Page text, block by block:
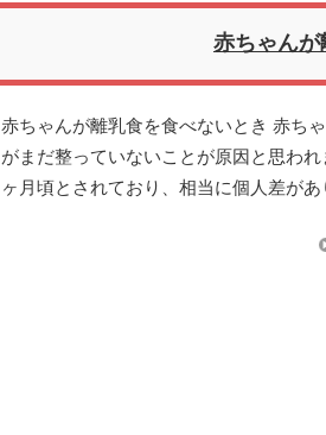
赤ちゃんが
赤ちゃんが離乳食を食べないとき 赤ち
がまだ整っていないことが原因と思わ
ヶ月頃とされており、相当に個人差があ